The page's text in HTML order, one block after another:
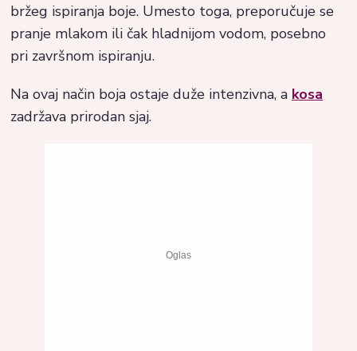
bržeg ispiranja boje. Umesto toga, preporučuje se
pranje mlakom ili čak hladnijom vodom, posebno
pri završnom ispiranju.
Na ovaj način boja ostaje duže intenzivna, a kosa
zadržava prirodan sjaj.